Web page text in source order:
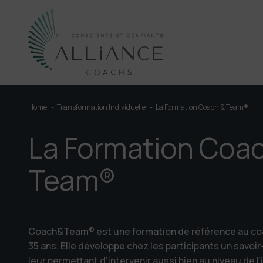
La Formation Coach & Team®
La Formation RNCP de Coach Professionnel
La supervision des Coachs
Le coaching d'Equipe
Le coaching d’organisation
Home Transformation Individuelle La Formation Coach & Team®
La Formation
Team®
Coach&Team® est une formation de référence au
35 ans. Elle développe chez les participants un